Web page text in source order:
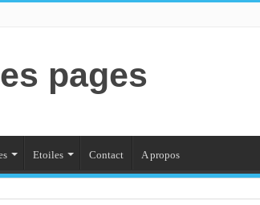
pages
Etoiles Contact A propos